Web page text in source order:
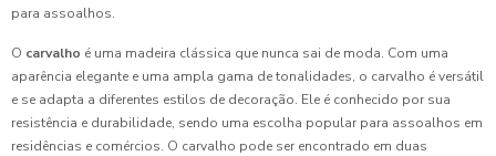
para assoalhos.
O carvalho é uma madeira clássica que nunca sai de moda. Com uma
aparência elegante e uma ampla gama de tonalidades, o carvalho é versátil
e se adapta a diferentes estilos de decoração. Ele é conhecido por sua
resistência e durabilidade, sendo uma escolha popular para assoalhos em
residências e comércios. O carvalho pode ser encontrado em duas